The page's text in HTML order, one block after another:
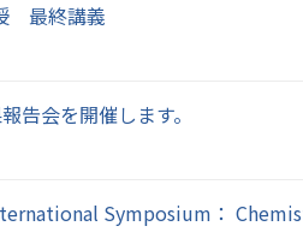
最終講義
告会を開催します。
Symposium：